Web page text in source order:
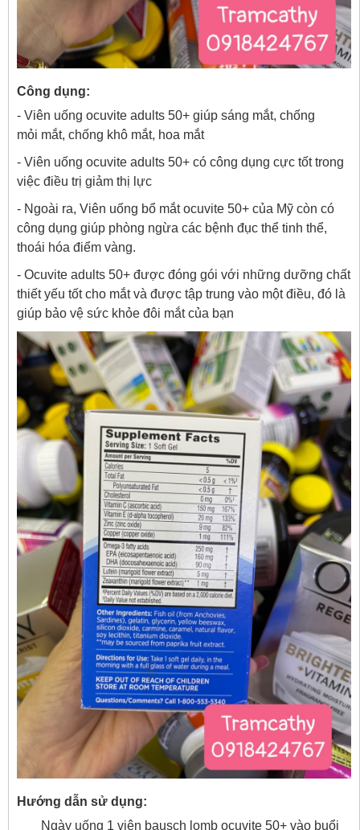
Công dụng:
- Viên uống ocuvite adults 50+ giúp sáng mắt, chống
mỏi mắt, chống khô mắt, hoa mắt
- Viên uống ocuvite adults 50+ có công dụng cực tốt trong
việc điều trị giảm thị lực
- Ngoài ra, Viên uống bổ mắt ocuvite 50+ của Mỹ còn có
công dụng giúp phòng ngừa các bệnh đục thể tinh thể,
thoái hóa điểm vàng.
- Ocuvite adults 50+ được đóng gói với những dưỡng chất
thiết yếu tốt cho mắt và được tập trung vào một điều, đó là
giúp bảo vệ sức khỏe đôi mắt của bạn
Hướng dẫn sử dụng:
Ngày uống 1 viên bausch lomb ocuvite 50+ vào buổi